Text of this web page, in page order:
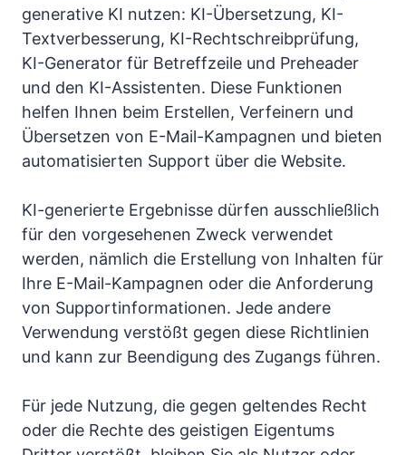
generative KI nutzen: KI-Übersetzung, KI-
Textverbesserung, KI-Rechtschreibprüfung,
KI-Generator für Betreffzeile und Preheader
und den KI-Assistenten. Diese Funktionen
helfen Ihnen beim Erstellen, Verfeinern und
Übersetzen von E-Mail-Kampagnen und bieten
automatisierten Support über die Website.
KI-generierte Ergebnisse dürfen ausschließlich
für den vorgesehenen Zweck verwendet
werden, nämlich die Erstellung von Inhalten für
Ihre E-Mail-Kampagnen oder die Anforderung
von Supportinformationen. Jede andere
Verwendung verstößt gegen diese Richtlinien
und kann zur Beendigung des Zugangs führen.
Für jede Nutzung, die gegen geltendes Recht
oder die Rechte des geistigen Eigentums